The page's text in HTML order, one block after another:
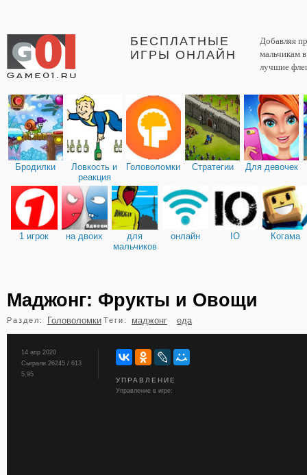
БЕСПЛАТНЫЕ
ИГРЫ ОНЛАЙН
Добавляя
мальчикам
лучшие
Бродилки
Ловкость и
реакция
Головоломки Стратегии Для девочек
1 игрок на двоих
для
мальчиков
онлайн IO Когама
бильярд карты
Маджонг: Фрукты и Овощи
Раздел: Головоломки Теги: маджонг еда
14 апр 2020
Сыграли 26245 / 613
5,95
УПРАВЛЕНИЕ
Управление в игре: